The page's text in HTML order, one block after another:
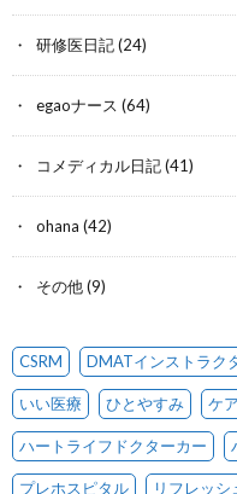
研修医日記(24)
egaoナース (64)
コメディカル日記(41)
ohana (42)
その他(9)
CSRM DMATインストラク
いい医療 ひとやすみ ケ
ハートライフドクターカー
プレホスピタル リフレッシ